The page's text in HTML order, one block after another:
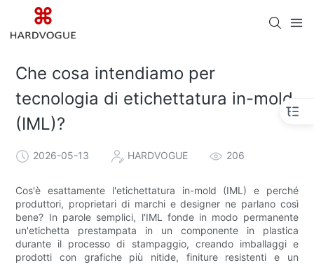
Che cosa intendiamo per
tecnologia di etichettatura in-mold
(IML)?
2026-05-13 HARDVOGUE 206
Cos'è esattamente l'etichettatura in-mold (IML) e perché
produttori, proprietari di marchi e designer ne parlano così
bene? In parole semplici, l'IML fonde in modo permanente
un'etichetta prestampata in un componente in plastica
durante il processo di stampaggio, creando imballaggi e
prodotti con grafiche più nitide, finiture resistenti e un